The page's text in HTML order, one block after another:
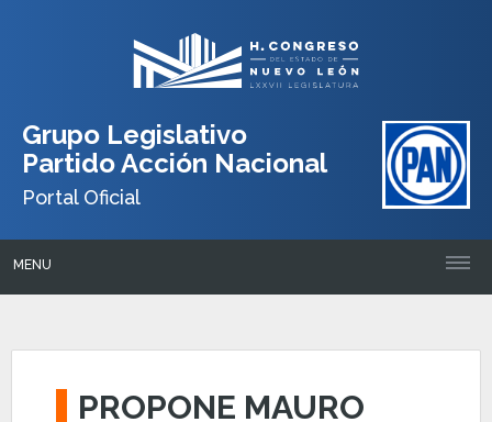
Grupo Legislativo
Partido Acción Nacional
Portal Oficial
MENU
PROPONE MAURO